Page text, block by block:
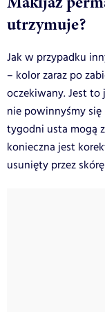
utrzymuje?
Jak w przypadku
– kolor zaraz po
oczekiwany. Jest
nie powinnyśmy
tygodni usta mogą
konieczna jest
usunięty przez